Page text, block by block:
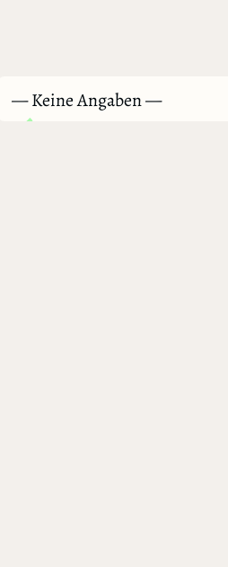
— Keine Angaben —